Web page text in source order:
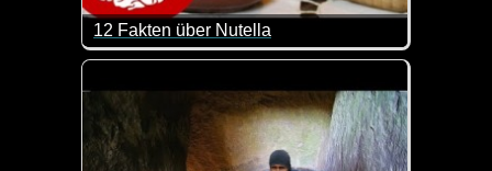
12 Fakten über Nutella
Fettmacher und Kalorienbombe oder einfach nur